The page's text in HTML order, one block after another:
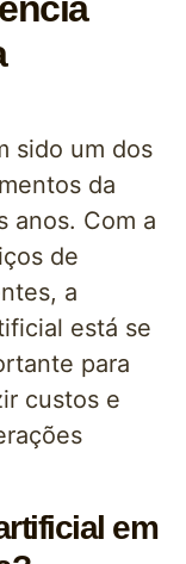
sido um dos
da
anos. Com a
de
a
está se
para
custos e
em